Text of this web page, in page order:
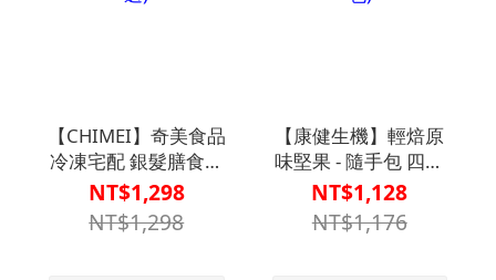
【CHIMEI】奇美食品
冷凍宅配 銀髮膳食軟
質餐 - 12入套餐組 (口
味任選)
NT$1,298
NT$1,298
【康健生機】輕焙原
味堅果 - 隨手包 四盒
組 (口味任選，每盒6
包，共24包)
NT$1,128
NT$1,176